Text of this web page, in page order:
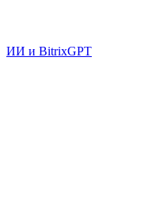
ИИ и BitrixGPT